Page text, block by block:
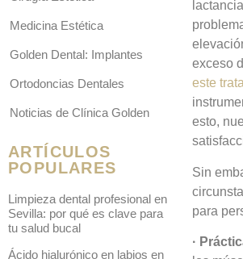
Medicina Estética
Golden Dental: Implantes
Ortodoncias Dentales
Noticias de Clínica Golden
ARTÍCULOS
POPULARES
Limpieza dental profesional en
Sevilla: por qué es clave para
tu salud bucal
Ácido hialurónico en labios en
exceso
este
esto,
Sin
para
·